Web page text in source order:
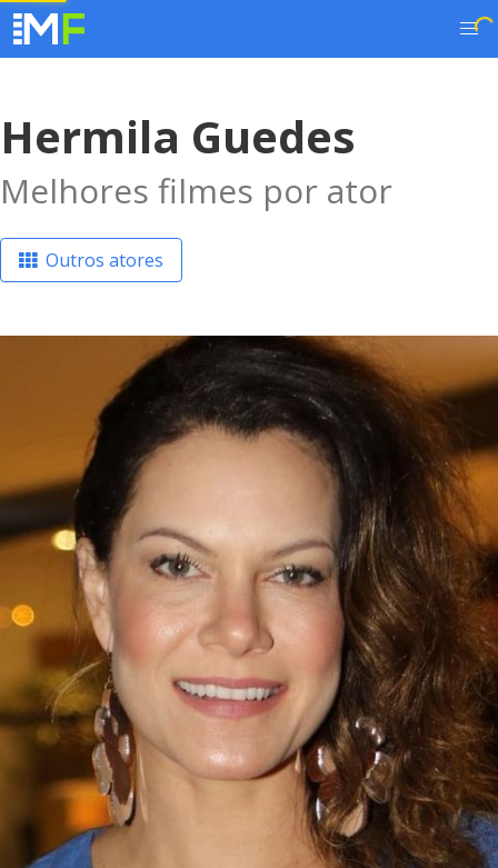
Hermila Guedes
Melhores filmes por ator
Outros atores